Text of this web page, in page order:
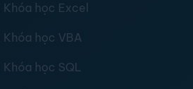
Khóa học Excel
Khóa học VBA
Khóa học SQL